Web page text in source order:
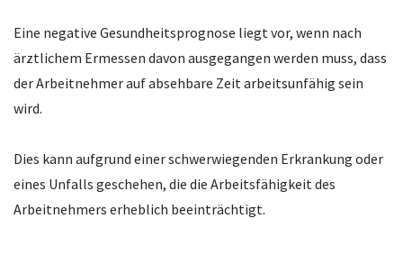
Eine negative Gesundheitsprognose liegt vor, wenn nach
ärztlichem Ermessen davon ausgegangen werden muss, dass
der Arbeitnehmer auf absehbare Zeit arbeitsunfähig sein
wird.
Dies kann aufgrund einer schwerwiegenden Erkrankung oder
eines Unfalls geschehen, die die Arbeitsfähigkeit des
Arbeitnehmers erheblich beeinträchtigt.